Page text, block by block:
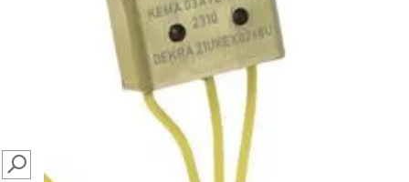
SEARCH